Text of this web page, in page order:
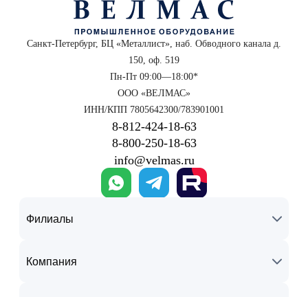
Санкт-Петербург, БЦ «Металлист», наб. Обводного канала д.
150, оф. 519
Пн-Пт 09:00—18:00*
ООО «ВЕЛМАС»
ИНН/КПП 7805642300/783901001
8‑812‑424‑18‑63
8‑800‑250‑18‑63
info@velmas.ru
Филиалы
Компания